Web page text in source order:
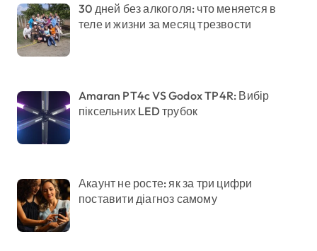
30 дней без алкоголя: что меняется в
теле и жизни за месяц трезвости
Amaran PT4c VS Godox TP4R: Вибір
піксельних LED трубок
Акаунт не росте: як за три цифри
поставити діагноз самому